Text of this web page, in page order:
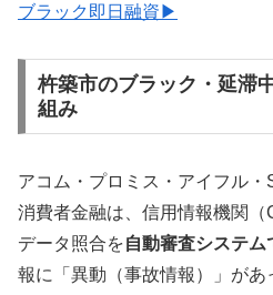
ブラック即日融資▶
杵築市のブラック・延滞
組み
アコム・プロミス・アイフル
消費者金融は、信用情報機関
データ照合を自動審査システム
報に「異動（事故情報）」が